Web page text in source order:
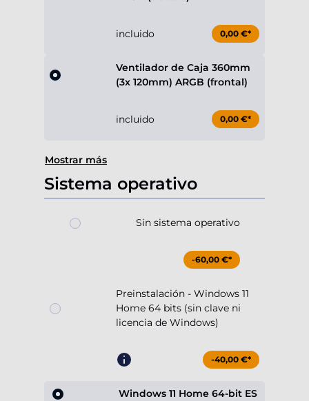
incluido 0,00 €*
Ventilador de Caja 360mm
(3x 120mm) ARGB (frontal)
incluido 0,00 €*
Mostrar más
Sistema operativo
Sin sistema operativo
-60,00 €*
Preinstalación - Windows 11
Home 64 bits (sin clave ni
licencia de Windows)
-40,00 €*
Windows 11 Home 64-bit ES